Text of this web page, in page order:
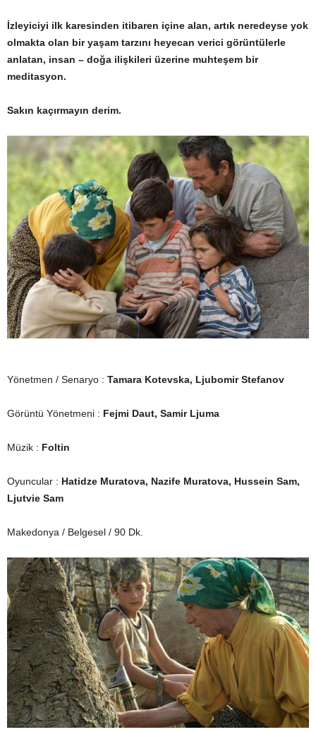
İzleyiciyi ilk karesinden itibaren içine alan, artık neredeyse yok
olmakta olan bir yaşam tarzını heyecan verici görüntülerle
anlatan, insan – doğa ilişkileri üzerine muhteşem bir
meditasyon.
Sakın kaçırmayın derim.
Yönetmen / Senaryo : Tamara Kotevska, Ljubomir Stefanov
Görüntü Yönetmeni : Fejmi Daut, Samir Ljuma
Müzik : Foltin
Oyuncular : Hatidze Muratova, Nazife Muratova, Hussein Sam,
Ljutvie Sam
Makedonya / Belgesel / 90 Dk.